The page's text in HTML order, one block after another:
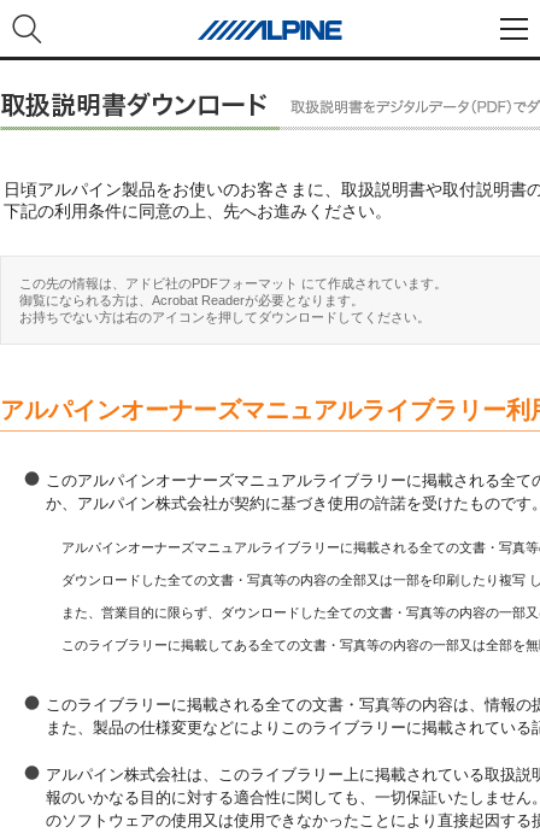
日頃アルパイン製品をお使いのお客さまに、取扱説明書や取付説明書
下記の利用条件に同意の上、先へお進みください。
この先の情報は、アドビ社のPDFフォーマット にて作成されています。
御覧になられる方は、Acrobat Readerが必要となります。
お持ちでない方は右のアイコンを押してダウンロードしてください。
アルパインオーナーズマニュアルライブラリー利
このアルパインオーナーズマニュアルライブラリーに掲載される全
か、アルパイン株式会社が契約に基づき使用の許諾を受けたもので
アルパインオーナーズマニュアルライブラリーに掲載される全ての文書・写真
ダウンロードした全ての文書・写真等の内容の全部又は一部を印刷したり複写
また、営業目的に限らず、ダウンロードした全ての文書・写真等の内容の一
このライブラリーに掲載してある全ての文書・写真等の内容の一部又は全部を
このライブラリーに掲載される全ての文書・写真等の内容は、情報
また、製品の仕様変更などによりこのライブラリーに掲載されてい
アルパイン株式会社は、このライブラリー上に掲載されている取扱
報のいかなる目的に対する適合性に関しても、一切保証いたしませ
のソフトウェアの使用又は使用できなかったことにより直接起因す